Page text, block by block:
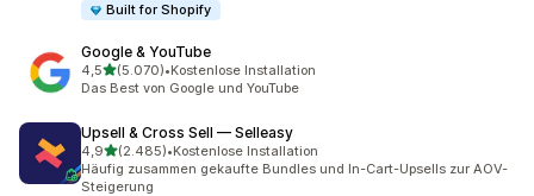
Built for Shopify
Google & YouTube
4,5von 5 Sternen
(5.070)
5070 Rezensionen insgesamt
•Kostenlose Installation
Das Best von Google und YouTube
Upsell & Cross Sell — Selleasy
4,9von 5 Sternen
(2.485)
2485 Rezensionen insgesamt
•Kostenlose Installation
Häufig zusammen gekaufte Bundles und In-Cart-Upsells zur AOV-
Steigerung